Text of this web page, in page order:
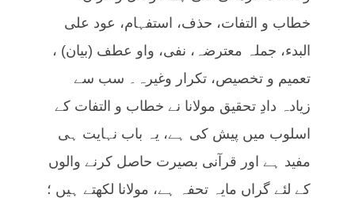
خطاب و التفات، حذف، استفہام، عود علی
البدء، جملہ معترضہ، نفی، واو عطف (بیان) ،
تعمیم و تخصیص، تکرار وغیرہ۔ سب سے
زیادہ دادِ تحقیق مولانا نے خطاب و التفات کے
اسلوب میں پیش کی ہے، یہ باب نہایت ہی
مفید ہے اور قرآنی بصیرت حاصل کرنے والوں
کے لئے گراں مایہ تحفہ ہے، مولانا لکھتے ہیں ؛